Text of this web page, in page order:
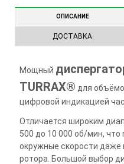
ОПИСАНИЕ
ДОСТАВКА
Мощный
TURRAX® для
цифровой индикацией
Отличается широким
500 до 10 000 об/мин, что
окружные скорости
ротора. Большой выбор